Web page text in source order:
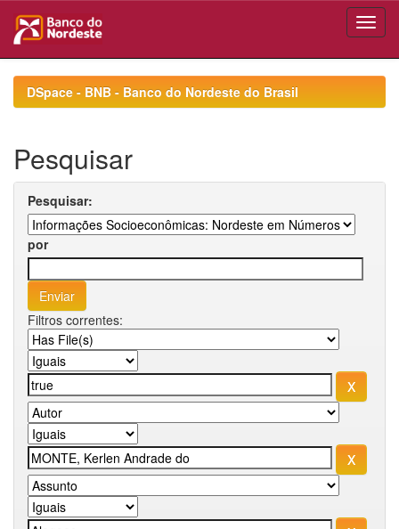
navigationDSpace - BNB - Banco do Nordeste do Brasil
Pesquisar
Pesquisar:
por
Filtros correntes: